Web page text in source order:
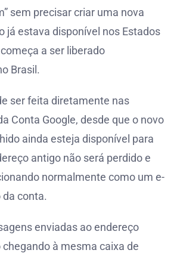
sem precisar criar uma nova
já estava disponível nos Estados
a ser liberado
Brasil.
ser feita diretamente nas
Conta Google, desde que o novo
ainda esteja disponível para
antigo não será perdido e
normalmente como um e-
conta.
enviadas ao endereço
à mesma caixa de